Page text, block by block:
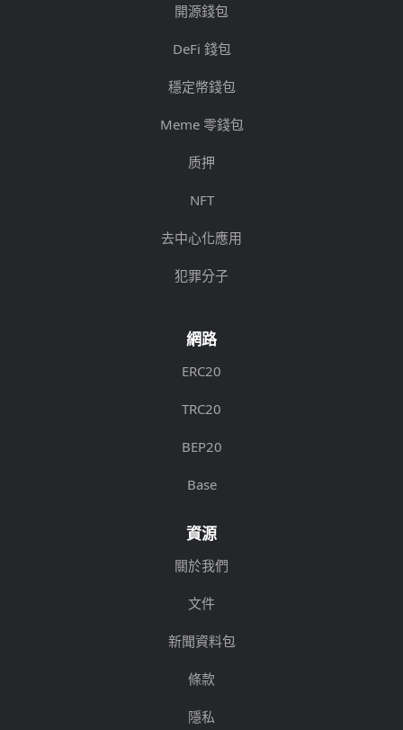
開源錢包
DeFi 錢包
穩定幣錢包
Meme 零錢包
质押
NFT
去中心化應用
犯罪分子
網路
ERC20
TRC20
BEP20
Base
資源
關於我們
文件
新聞資料包
條款
隱私